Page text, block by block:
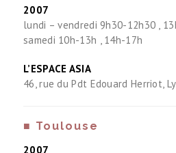
2007
lundi – vendredi 9h30-12h30 ,
samedi 10h-13h , 14h-17h
L’ESPACE ASIA
46, rue du Pdt Edouard Herriot,
■ Toulouse
2007